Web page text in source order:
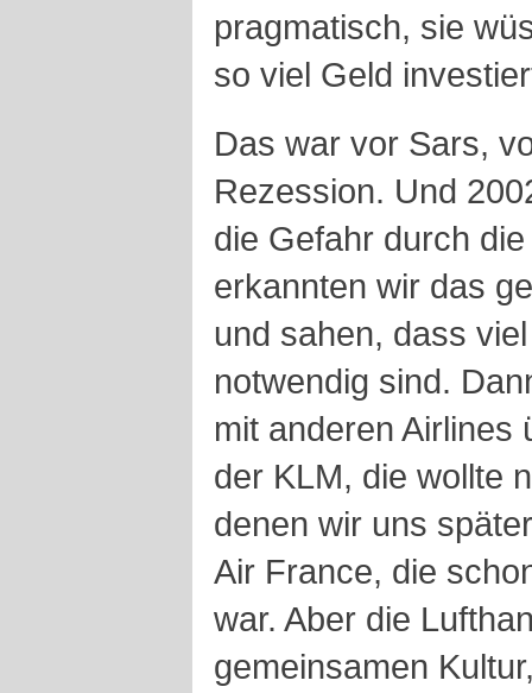
pragmatisch, sie
so viel Geld
Das war vor Sars,
Rezession. Und
die Gefahr durch
erkannten wir das
und sahen, dass
notwendig sind.
mit anderen Airlines
der KLM, die wollte
denen wir uns
Air France, die
war. Aber die
gemeinsamen